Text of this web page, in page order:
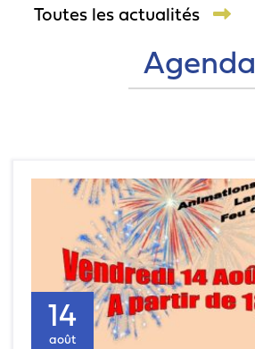
Toutes les actualités
Agenda
14
août